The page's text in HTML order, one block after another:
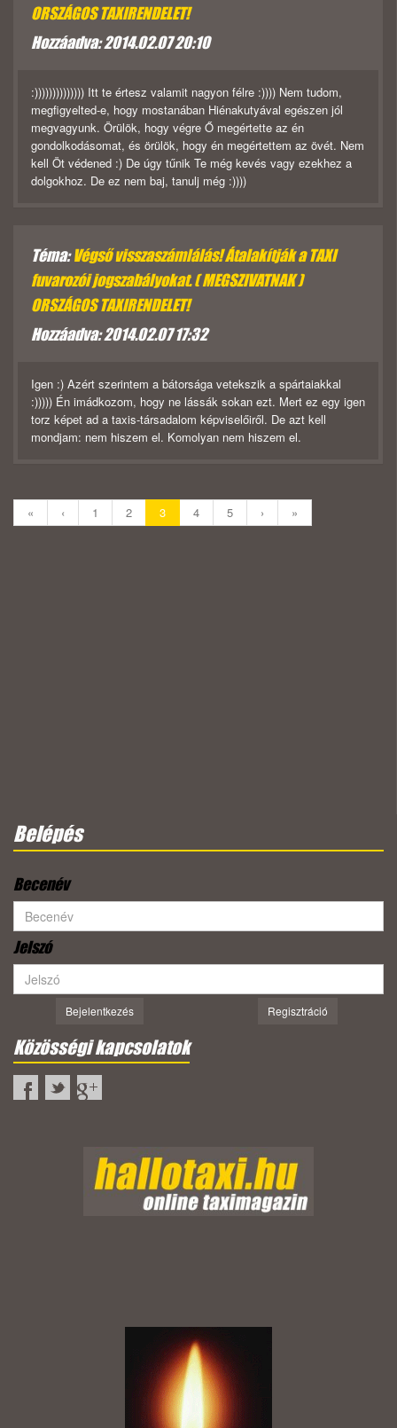
ORSZÁGOS TAXIRENDELET!
Hozzáadva: 2014.02.07 20:10
:)))))))))))))) Itt te értesz valamit nagyon félre :)))) Nem tudom,
megfigyelted-e, hogy mostanában Hiénakutyával egészen jól
megvagyunk. Örülök, hogy végre Ő megértette az én
gondolkodásomat, és örülök, hogy én megértettem az övét. Nem
kell Öt védened :) De úgy tűnik Te még kevés vagy ezekhez a
dolgokhoz. De ez nem baj, tanulj még :))))
Téma:Végső visszaszámlálás! Átalakítják a TAXI
fuvarozói jogszabályokat. ( MEGSZIVATNAK )
ORSZÁGOS TAXIRENDELET!
Hozzáadva: 2014.02.07 17:32
Igen :) Azért szerintem a bátorsága vetekszik a spártaiakkal
:))))) Én imádkozom, hogy ne lássák sokan ezt. Mert ez egy igen
torz képet ad a taxis-társadalom képviselőiről. De azt kell
mondjam: nem hiszem el. Komolyan nem hiszem el.
« ‹ 1 2 3 4 5 › »
Belépés
Becenév
Jelszó
Bejelentkezés Regisztráció
Közösségi kapcsolatok